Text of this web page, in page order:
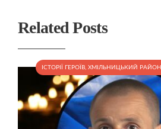
Related Posts
ІСТОРІЇ ГЕРОЇВ, ХМІЛЬНИЦЬКИЙ РАЙОН